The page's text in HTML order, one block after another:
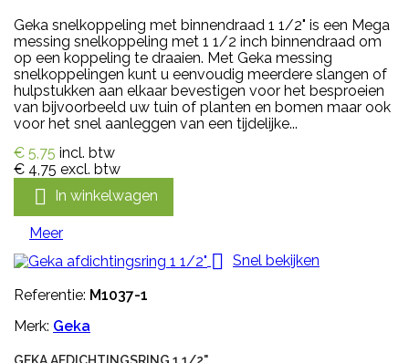
Geka snelkoppeling met binnendraad 1 1/2" is een Mega
messing snelkoppeling met 1 1/2 inch binnendraad om
op een koppeling te draaien. Met Geka messing
snelkoppelingen kunt u eenvoudig meerdere slangen of
hulpstukken aan elkaar bevestigen voor het besproeien
van bijvoorbeeld uw tuin of planten en bomen maar ook
voor het snel aanleggen van een tijdelijke...
€ 5,75 incl. btw
€ 4,75 excl. btw
 In winkelwagen
Meer
 Snel bekijken
Referentie: M1037-1
Merk: Geka
GEKA AFDICHTINGSRING 1 1/2"